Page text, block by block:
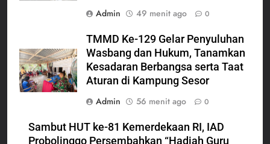
Admin
49 menit ago 0
TMMD Ke-129 Gelar Penyuluhan
Wasbang dan Hukum, Tanamkan
Kesadaran Berbangsa serta Taat
Aturan di Kampung Sesor
Admin
56 menit ago 0
Sambut HUT ke-81 Kemerdekaan RI, IAD
Probolinggo Persembahkan “Hadiah Guru